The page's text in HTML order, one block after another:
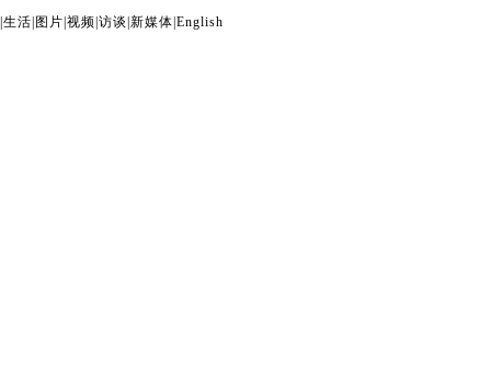
生活 图片 视频 访谈 新媒体 English